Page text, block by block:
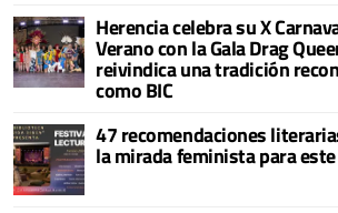
Herencia celebra su X
Verano con la Gala Drag
reivindica una tradición
como BIC
47 recomendaciones
la mirada feminista para